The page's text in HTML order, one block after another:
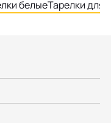
белыеТарелки для